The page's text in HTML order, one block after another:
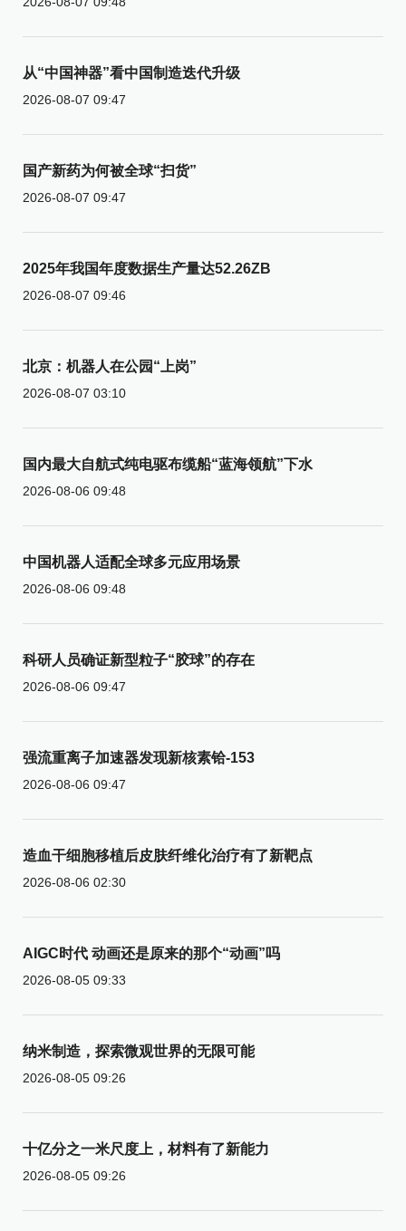
从“中国神器”看中国制造迭代升级
2026-08-07 09:47
国产新药为何被全球“扫货”
2026-08-07 09:47
2025年我国年度数据生产量达52.26ZB
2026-08-07 09:46
北京：机器人在公园“上岗”
2026-08-07 03:10
国内最大自航式纯电驱布缆船“蓝海领航”下水
2026-08-06 09:48
中国机器人适配全球多元应用场景
2026-08-06 09:48
科研人员确证新型粒子“胶球”的存在
2026-08-06 09:47
强流重离子加速器发现新核素铪-153
2026-08-06 09:47
造血干细胞移植后皮肤纤维化治疗有了新靶点
2026-08-06 02:30
AIGC时代 动画还是原来的那个“动画”吗
2026-08-05 09:33
纳米制造，探索微观世界的无限可能
2026-08-05 09:26
十亿分之一米尺度上，材料有了新能力
2026-08-05 09:26